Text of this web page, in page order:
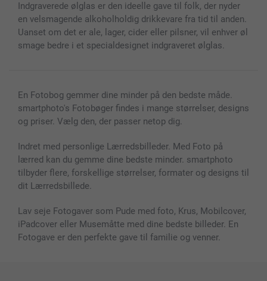
MyNameBook
Fotokalender & Kalenderbog
Fotorammer & Tilbehør
Betingelser og garantier
Investor Relations
Priser & betaling
Status for ordrer
Indgraverede ølglas er den ideelle gave til folk, der nyder
en velsmagende alkoholholdig drikkevare fra tid til anden.
Uanset om det er ale, lager, cider eller pilsner, vil enhver øl
smage bedre i et specialdesignet indgraveret ølglas.
En Fotobog gemmer dine minder på den bedste måde.
smartphoto's Fotobøger findes i mange størrelser, designs
og priser. Vælg den, der passer netop dig.
Indret med personlige Lærredsbilleder. Med Foto på
lærred kan du gemme dine bedste minder. smartphoto
tilbyder flere, forskellige størrelser, formater og designs til
dit Lærredsbillede.
Lav seje Fotogaver som Pude med foto, Krus, Mobilcover,
iPadcover eller Musemåtte med dine bedste billeder. En
Fotogave er den perfekte gave til familie og venner.